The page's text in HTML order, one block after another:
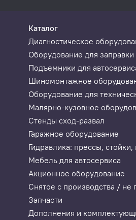
Каталог
Диагностическое
Оборудование для
Подъемники для
Шиномонтажное
Оборудование для
Малярно-кузовное
Стенды сход-развал
Гаражное оборудование
Гидравлика: прессы,
Мебель для автосервиса
Акционное оборудование
Снятое с производства / не
Запчасти
Дополнения и